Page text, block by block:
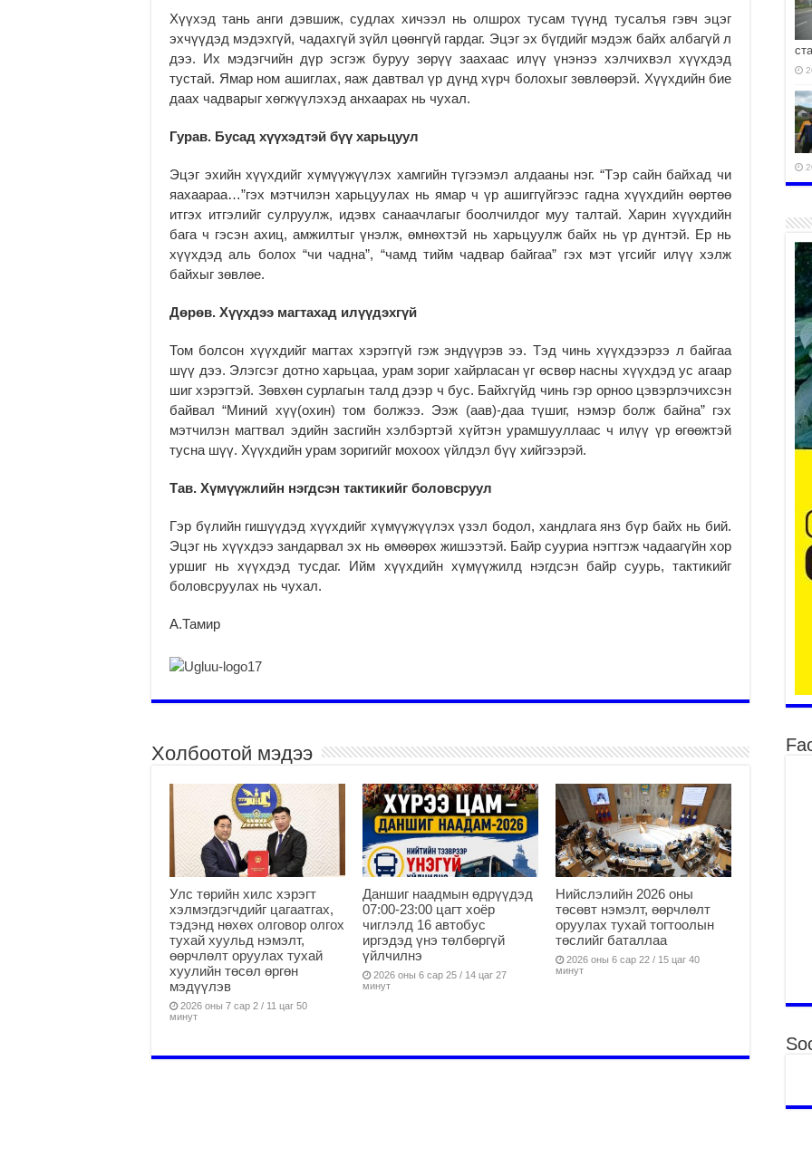
Хүүхэд тань анги дэвшиж, судлах хичээл нь олшрох тусам түүнд тусалъя гэвч эцэг
эхчүүдэд мэдэхгүй, чадахгүй зүйл цөөнгүй гардаг. Эцэг эх бүгдийг мэдэж байх албагүй л
дээ. Их мэдэгчийн дүр эсгэж буруу зөрүү заахаас илүү үнэнээ хэлчихвэл хүүхдэд
тустай. Ямар ном ашиглах, яаж давтвал үр дүнд хүрч болохыг зөвлөөрэй. Хүүхдийн бие
даах чадварыг хөгжүүлэхэд анхаарах нь чухал.
Гурав. Бусад хүүхэдтэй бүү харьцуул
Эцэг эхийн хүүхдийг хүмүүжүүлэх хамгийн түгээмэл алдааны нэг. “Тэр сайн байхад чи
яахаараа…”гэх мэтчилэн харьцуулах нь ямар ч үр ашиггүйгээс гадна хүүхдийн өөртөө
итгэх итгэлийг сулруулж, идэвх санаачлагыг боолчилдог муу талтай. Харин хүүхдийн
бага ч гэсэн ахиц, амжилтыг үнэлж, өмнөхтэй нь харьцуулж байх нь үр дүнтэй. Ер нь
хүүхдэд аль болох “чи чадна”, “чамд тийм чадвар байгаа” гэх мэт үгсийг илүү хэлж
байхыг зөвлөе.
Дөрөв. Хүүхдээ магтахад илүүдэхгүй
Том болсон хүүхдийг магтах хэрэггүй гэж эндүүрэв ээ. Тэд чинь хүүхдээрээ л байгаа
шүү дээ. Элэгсэг дотно харьцаа, урам зориг хайрласан үг өсвөр насны хүүхдэд ус агаар
шиг хэрэгтэй. Зөвхөн сурлагын талд дээр ч бус. Байхгүйд чинь гэр орноо цэвэрлэчихсэн
байвал “Миний хүү(охин) том болжээ. Ээж (аав)-даа түшиг, нэмэр болж байна” гэх
мэтчилэн магтвал эдийн засгийн хэлбэртэй хүйтэн урамшууллаас ч илүү үр өгөөжтэй
тусна шүү. Хүүхдийн урам зоригийг мохоох үйлдэл бүү хийгээрэй.
Тав. Хүмүүжлийн нэгдсэн тактикийг боловсруул
Гэр бүлийн гишүүдэд хүүхдийг хүмүүжүүлэх үзэл бодол, хандлага янз бүр байх нь бий.
Эцэг нь хүүхдээ зандарвал эх нь өмөөрөх жишээтэй. Байр сууриа нэгтгэж чадаагүйн хор
уршиг нь хүүхдэд тусдаг. Ийм хүүхдийн хүмүүжилд нэгдсэн байр суурь, тактикийг
боловсруулах нь чухал.
А.Тамир
Холбоотой мэдээ
Улс төрийн хилс хэрэгт
хэлмэгдэгчдийг цагаатгах,
тэдэнд нөхөх олговор олгох
тухай хуульд нэмэлт,
өөрчлөлт оруулах тухай
хуулийн төсөл өргөн
мэдүүлэв
2026 оны 7 сар 2 / 11 цаг 50
минут
Даншиг наадмын өдрүүдэд
07:00-23:00 цагт хоёр
чиглэлд 16 автобус
иргэдэд үнэ төлбөргүй
үйлчилнэ
2026 оны 6 сар 25 / 14 цаг 27
минут
Нийслэлийн 2026 оны
төсөвт нэмэлт, өөрчлөлт
оруулах тухай тогтоолын
төслийг баталлаа
2026 оны 6 сар 22 / 15 цаг 40
минут